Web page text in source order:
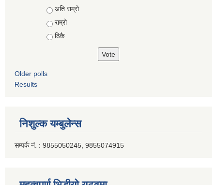
Choices
अति राम्रो
राम्रो
ठिकै
Older polls
Results
निशुल्क यम्बुलेन्स
सम्पर्क नं. : 9855050245, 9855074915